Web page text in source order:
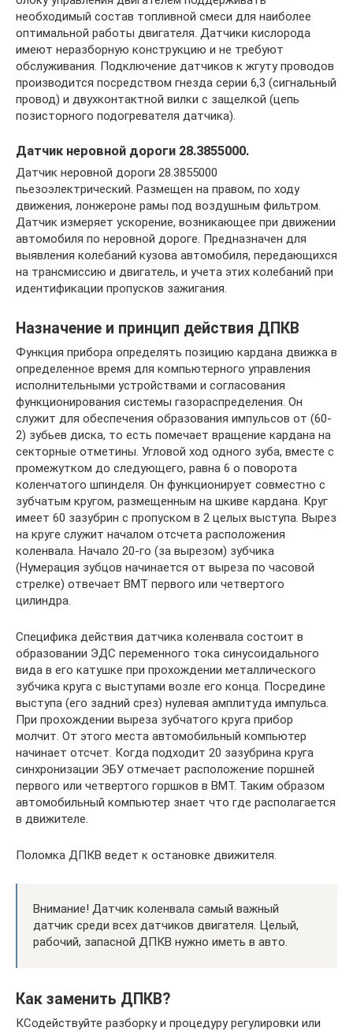
необходимый состав топливной смеси для наиболее
оптимальной работы двигателя. Датчики кислорода
имеют неразборную конструкцию и не требуют
обслуживания. Подключение датчиков к жгуту проводов
производится посредством гнезда серии 6,3 (сигнальный
провод) и двухконтактной вилки с защелкой (цепь
позисторного подогревателя датчика).
Датчик неровной дороги 28.3855000.
Датчик неровной дороги 28.3855000
пьезоэлектрический. Размещен на правом, по ходу
движения, лонжероне рамы под воздушным фильтром.
Датчик измеряет ускорение, возникающее при движении
автомобиля по неровной дороге. Предназначен для
выявления колебаний кузова автомобиля, передающихся
на трансмиссию и двигатель, и учета этих колебаний при
идентификации пропусков зажигания.
Назначение и принцип действия ДПКВ
Функция прибора определять позицию кардана движка в
определенное время для компьютерного управления
исполнительными устройствами и согласования
функционирования системы газораспределения. Он
служит для обеспечения образования импульсов от (60-
2) зубьев диска, то есть помечает вращение кардана на
секторные отметины. Угловой ход одного зуба, вместе с
промежутком до следующего, равна 6 o поворота
коленчатого шпинделя. Он функционирует совместно с
зубчатым кругом, размещенным на шкиве кардана. Круг
имеет 60 зазубрин с пропуском в 2 целых выступа. Вырез
на круге служит началом отсчета расположения
коленвала. Начало 20-го (за вырезом) зубчика
(Нумерация зубцов начинается от выреза по часовой
стрелке) отвечает ВМТ первого или четвертого
цилиндра.
Специфика действия датчика коленвала состоит в
образовании ЭДС переменного тока синусоидального
вида в его катушке при прохождении металлического
зубчика круга с выступами возле его конца. Посредине
выступа (его задний срез) нулевая амплитуда импульса.
При прохождении выреза зубчатого круга прибор
молчит. От этого места автомобильный компьютер
начинает отсчет. Когда подходит 20 зазубрина круга
синхронизации ЭБУ отмечает расположение поршней
первого или четвертого горшков в ВМТ. Таким образом
автомобильный компьютер знает что где располагается
в движителе.
Поломка ДПКВ ведет к остановке движителя.
Внимание! Датчик коленвала самый важный
датчик среди всех датчиков двигателя. Целый,
рабочий, запасной ДПКВ нужно иметь в авто.
Как заменить ДПКВ?
КСодействуйте разборку и процедуру регулировки или